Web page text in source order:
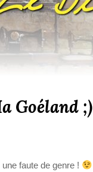
Goéland ;)
faute de genre !